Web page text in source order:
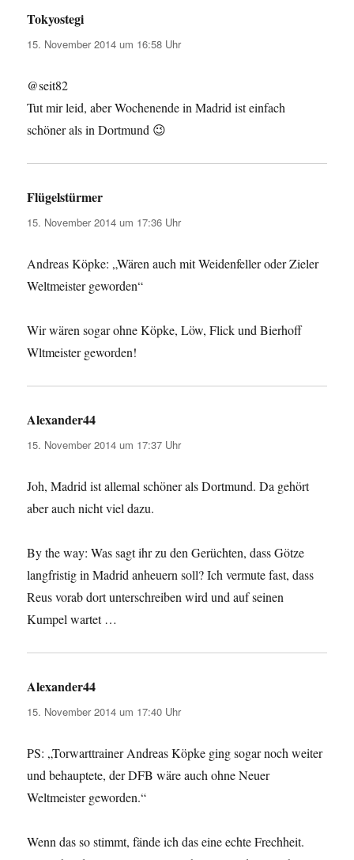
Tokyostegi
15. November 2014 um 16:58 Uhr
@seit82
Tut mir leid, aber Wochenende in Madrid ist einfach
schöner als in Dortmund 😉
Flügelstürmer
15. November 2014 um 17:36 Uhr
Andreas Köpke: „Wären auch mit Weidenfeller oder Zieler
Weltmeister geworden“
Wir wären sogar ohne Köpke, Löw, Flick und Bierhoff
Wltmeister geworden!
Alexander44
15. November 2014 um 17:37 Uhr
Joh, Madrid ist allemal schöner als Dortmund. Da gehört
aber auch nicht viel dazu.
By the way: Was sagt ihr zu den Gerüchten, dass Götze
langfristig in Madrid anheuern soll? Ich vermute fast, dass
Reus vorab dort unterschreiben wird und auf seinen
Kumpel wartet …
Alexander44
15. November 2014 um 17:40 Uhr
PS: „Torwarttrainer Andreas Köpke ging sogar noch weiter
und behauptete, der DFB wäre auch ohne Neuer
Weltmeister geworden.“
Wenn das so stimmt, fände ich das eine echte Frechheit.